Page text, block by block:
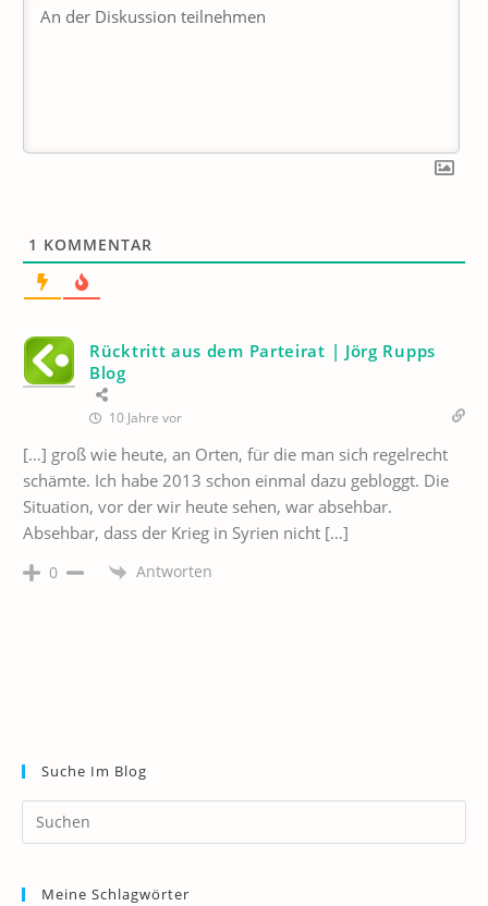
1 KOMMENTAR
Rücktritt aus dem Parteirat | Jörg Rupps
Blog
10 Jahre vor
[…] groß wie heute, an Orten, für die man sich regelrecht
schämte. Ich habe 2013 schon einmal dazu gebloggt. Die
Situation, vor der wir heute sehen, war absehbar.
Absehbar, dass der Krieg in Syrien nicht […]
0 Antworten
Suche Im Blog
Meine Schlagwörter